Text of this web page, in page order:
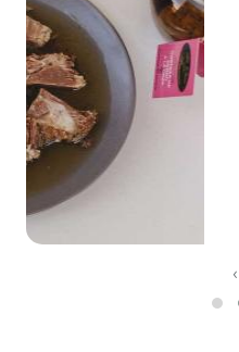
‹